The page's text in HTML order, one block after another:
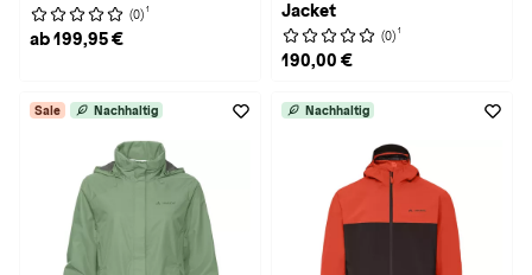
(0) 1
ab 199,95 €
Jacket
(0) 1
190,00 €
Sale Nachhaltig Nachhaltig